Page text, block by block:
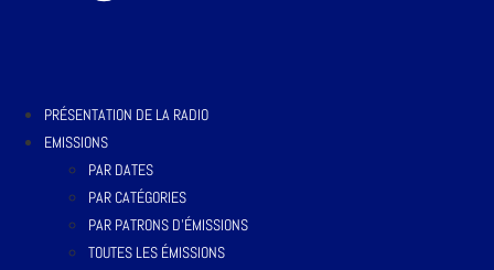
PRÉSENTATION DE LA RADIO
EMISSIONS
PAR DATES
PAR CATÉGORIES
PAR PATRONS D’ÉMISSIONS
TOUTES LES ÉMISSIONS